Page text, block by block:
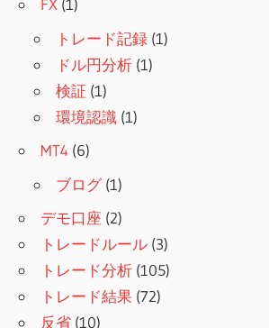
FX (1)
トレード記録 (1)
ドル円分析 (1)
検証 (1)
環境認識 (1)
MT4 (6)
ブログ(1)
デモ口座 (2)
トレードルール (3)
トレード分析 (105)
トレード結果 (72)
反省 (10)